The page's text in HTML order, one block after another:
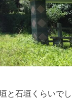
と石垣くらいでし